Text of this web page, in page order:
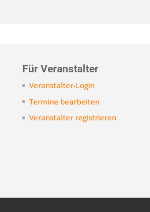
Für Veranstalter
Veranstalter-Login
Termine bearbeiten
Veranstalter registrieren